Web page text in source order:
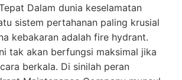
Dalam dunia keselamatan
sistem pertahanan paling krusial
kebakaran adalah fire hydrant.
tak akan berfungsi maksimal jika
berkala. Di sinilah peran